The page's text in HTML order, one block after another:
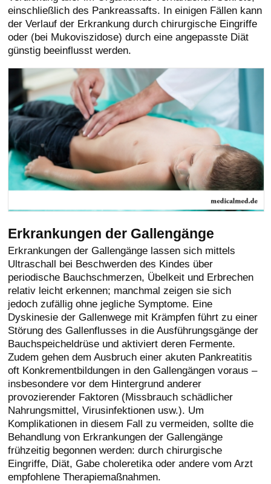
einschließlich des Pankreassafts. In einigen Fällen kann
der Verlauf der Erkrankung durch chirurgische Eingriffe
oder (bei Mukoviszidose) durch eine angepasste Diät
günstig beeinflusst werden.
Erkrankungen der Gallengänge
Erkrankungen der Gallengänge lassen sich mittels
Ultraschall bei Beschwerden des Kindes über
periodische Bauchschmerzen, Übelkeit und Erbrechen
relativ leicht erkennen; manchmal zeigen sie sich
jedoch zufällig ohne jegliche Symptome. Eine
Dyskinesie der Gallenwege mit Krämpfen führt zu einer
Störung des Gallenflusses in die Ausführungsgänge der
Bauchspeicheldrüse und aktiviert deren Fermente.
Zudem gehen dem Ausbruch einer akuten Pankreatitis
oft Konkrementbildungen in den Gallengängen voraus –
insbesondere vor dem Hintergrund anderer
provozierender Faktoren (Missbrauch schädlicher
Nahrungsmittel, Virusinfektionen usw.). Um
Komplikationen in diesem Fall zu vermeiden, sollte die
Behandlung von Erkrankungen der Gallengänge
frühzeitig begonnen werden: durch chirurgische
Eingriffe, Diät, Gabe choleretika oder andere vom Arzt
empfohlene Therapiemaßnahmen.